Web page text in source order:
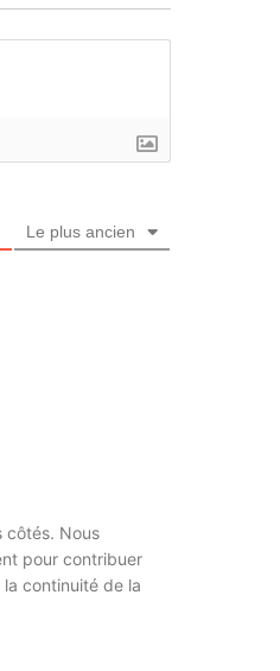
Le plus ancien
côtés. Nous
pour contribuer
continuité de la